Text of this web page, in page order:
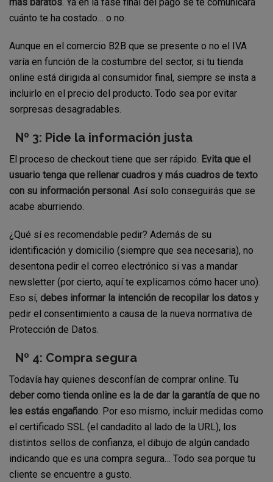
cuánto te ha costado… o no.
Aunque en el comercio B2B que se presente o no el IVA
varía en función de la costumbre del sector, si tu tienda
online está dirigida al consumidor final, siempre se insta a
incluirlo en el precio del producto. Todo sea por evitar
sorpresas desagradables.
Nº 3: Pide la información justa
El proceso de checkout tiene que ser rápido. Evita que el
usuario tenga que rellenar cuadros y más cuadros de texto
con su información personal . Así solo conseguirás que se
acabe aburriendo.
¿Qué sí es recomendable pedir? Además de su
identificación y domicilio (siempre que sea necesaria), no
desentona pedir el correo electrónico si vas a mandar
newsletter (por cierto, aquí te explicamos cómo hacer uno).
Eso sí, debes informar la intención de recopilar los datos y
pedir el consentimiento a causa de la nueva normativa de
Protección de Datos.
Nº 4: Compra segura
Todavía hay quienes desconfían de comprar online. Tu
deber como tienda online es la de dar la garantía de que no
les estás engañando. Por eso mismo, incluir medidas como
el certificado SSL (el candadito al lado de la URL), los
distintos sellos de confianza, el dibujo de algún candado
indicando que es una compra segura… Todo sea porque tu
cliente se encuentre a gusto.